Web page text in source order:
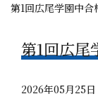
第1回広尾学園中
第1回広尾
2026年05月25日